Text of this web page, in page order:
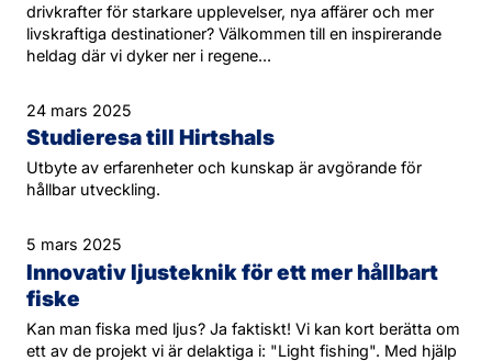
drivkrafter för starkare upplevelser, nya affärer och mer
livskraftiga destinationer? Välkommen till en inspirerande
heldag där vi dyker ner i regene...
24 mars 2025
Studieresa till Hirtshals
Utbyte av erfarenheter och kunskap är avgörande för
hållbar utveckling.
5 mars 2025
Innovativ ljusteknik för ett mer hållbart
fiske
Kan man fiska med ljus? Ja faktiskt! Vi kan kort berätta om
ett av de projekt vi är delaktiga i: "Light fishing". Med hjälp